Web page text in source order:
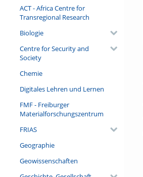
ACT - Africa Centre for
Transregional Research
Biologie
Centre for Security and
Society
Chemie
Digitales Lehren und Lernen
FMF - Freiburger
Materialforschungszentrum
FRIAS
Geographie
Geowissenschaften